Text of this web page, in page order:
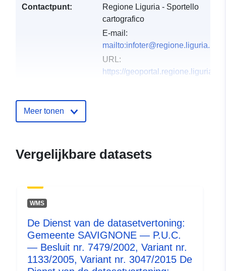
Contactpunt:
Regione Liguria - Sportello
cartografico
E-mail:
mailto:infoter@regione.liguria.it
URL:
https://geoportal.regione.liguria.it
Ruimtelijk:
44.5879352 ] ]
Soort: Polygon
Identificatoren: https://geoportal.regione.liguria.it/
Meer tonen
Vergelijkbare datasets
WMS
De Dienst van de datasetvertoning:
Gemeente SAVIGNONE — P.U.C.
— Besluit nr. 7479/2002, Variant nr.
1133/2005, Variant nr. 3047/2015 De